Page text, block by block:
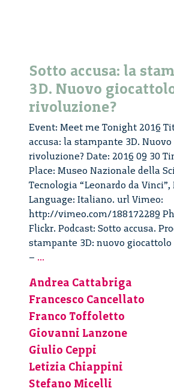
Sotto accusa: la
3D. Nuovo
rivoluzione?
Event: Meet me Tonight 2016
accusa: la stampante 3D.
rivoluzione? Date: 2016 09 30
Place: Museo Nazionale della
Tecnologia “Leonardo da
Language: Italiano. url Vimeo:
http://vimeo.com/188172289
Flickr. Podcast: Sotto accusa.
stampante 3D: nuovo
– ...
la
stampante
3D.
Nuovo
giocattolo
o
rivoluzione?
Andrea Cattabriga
Francesco Cancellato
Franco Toffoletto
Giovanni Lanzone
Giulio Ceppi
Letizia Chiappini
Stefano Micelli